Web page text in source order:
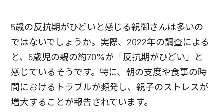
5歳の反抗期がひどいと感じる親御さんは多いの
ではないでしょうか。実際、2022年の調査による
と、5歳児の親の約70%が「反抗期がひどい」と
感じているそうです。特に、朝の支度や食事の時
間におけるトラブルが頻発し、親子のストレスが
増大することが報告されています。